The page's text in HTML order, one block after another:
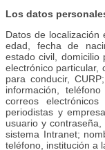
Los datos
Datos de localización
edad, fecha de
estado civil, domicilio
electrónico particular,
para conducir,
información,
correos
periodistas y
usuario y
sistema Intranet;
teléfono, institución a